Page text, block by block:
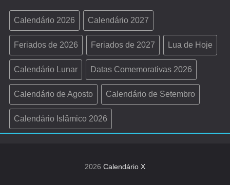
Calendário 2026 Calendário 2027
Feriados de 2026 Feriados de 2027 Lua de Hoje
Calendário Lunar Datas Comemorativas 2026
Calendário de Agosto Calendário de Setembro
Calendário Islâmico 2026
2026 Calendário X